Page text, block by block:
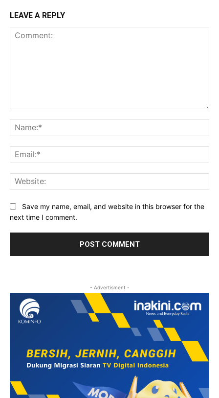
LEAVE A REPLY
Save my name, email, and website in this browser for the
next time I comment.
- Advertisment -